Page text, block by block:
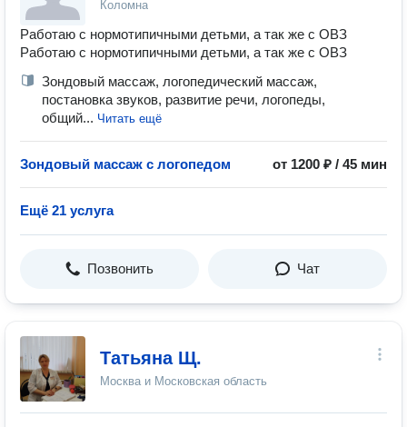
Коломна
Работаю с нормотипичными детьми, а так же с ОВЗ
Работаю с нормотипичными детьми, а так же с ОВЗ
Зондовый массаж, логопедический массаж,
постановка звуков, развитие речи, логопеды,
общий... Читать ещё
Зондовый массаж с логопедом от 1200 ₽ / 45 мин
Ещё 21 услуга
Позвонить Чат
Татьяна Щ.
Москва и Московская область